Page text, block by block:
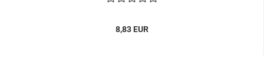
8,83 EUR